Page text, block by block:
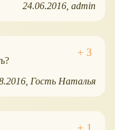
24.06.2016 admin
Гость Наталья